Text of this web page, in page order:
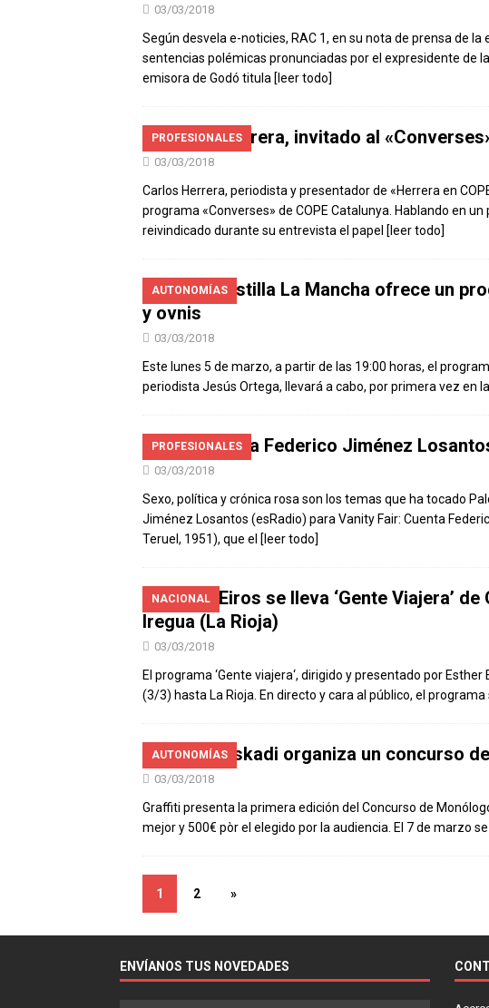
03/03/2018
Según desvela e-noticies, RAC 1, en su nota de prensa de
sentencias polémicas pronunciadas por el expresidente de
emisora de Godó titula [leer todo]
PROFESIONALES
Carlos Herrera, invitado al
03/03/2018
Carlos Herrera, periodista y presentador de «Herrera en
programa «Converses» de COPE Catalunya. Hablando en
reivindicado durante su entrevista el papel [leer todo]
AUTONOMÍAS
Radio Castilla La Mancha ofrece un
y ovnis
03/03/2018
Este lunes 5 de marzo, a partir de las 19:00 horas, el
periodista Jesús Ortega, llevará a cabo, por primera vez en
PROFESIONALES
Entrevista a Federico Jiménez
03/03/2018
Sexo, política y crónica rosa son los temas que ha tocado
Jiménez Losantos (esRadio) para Vanity Fair: Cuenta
Teruel, 1951), que el [leer todo]
NACIONAL
Esther Eiros se lleva ‘Gente Viajera’
Iregua (La Rioja)
03/03/2018
El programa ‘Gente viajera‘, dirigido y presentado por
(3/3) hasta La Rioja. En directo y cara al público, el
AUTONOMÍAS
Radio Euskadi organiza un concurso
03/03/2018
Graffiti presenta la primera edición del Concurso de
mejor y 500€ pòr el elegido por la audiencia. El 7 de marzo
1 2 »
ENVÍANOS TUS NOVEDADES